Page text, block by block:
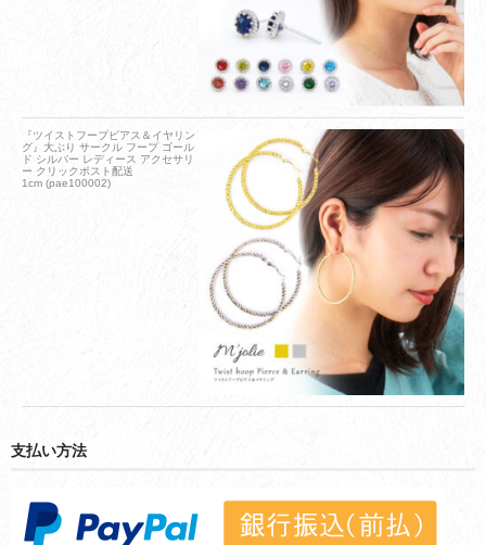
『ツイストフープピアス＆イヤリン
グ』大ぶり サークル フープ ゴール
ド シルバー レディース アクセサリ
ー クリックポスト配送
1cm (pae100002)
支払い方法